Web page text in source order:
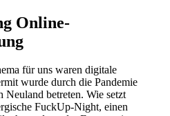
Online-
für uns waren digitale
wurde durch die Pandemie
Neuland betreten. Wie setzt
FuckUp-Night, einen